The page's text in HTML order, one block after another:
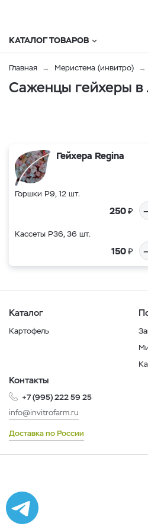
КАТАЛОГ ТОВАРОВ
Главная Меристема (инвитро)
Саженцы гейхеры
Гейхера Regina
Горшки Р9, 12 шт.
250₽
Кассеты Р36, 36 шт.
150₽
Каталог
Картофель
Контакты
+7 (995) 222 59 25
info@invitrofarm.ru
Доставка по России